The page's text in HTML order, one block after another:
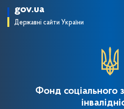
gov.ua
Державні сайти України
Фонд соціального